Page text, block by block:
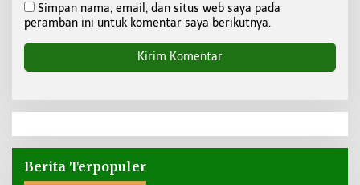
Simpan nama, email, dan situs web saya pada
peramban ini untuk komentar saya berikutnya.
Berita Terpopuler